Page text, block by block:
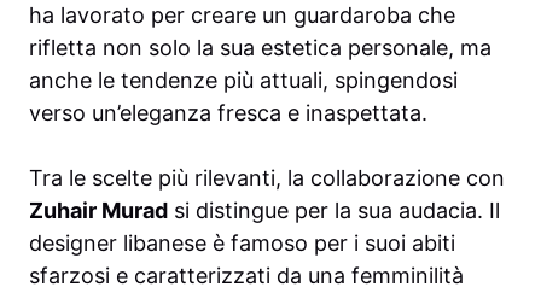
ha lavorato per creare un guardaroba che
rifletta non solo la sua estetica personale, ma
anche le tendenze più attuali, spingendosi
verso un’eleganza fresca e inaspettata.
Tra le scelte più rilevanti, la collaborazione con
Zuhair Murad si distingue per la sua audacia. Il
designer libanese è famoso per i suoi abiti
sfarzosi e caratterizzati da una femminilità